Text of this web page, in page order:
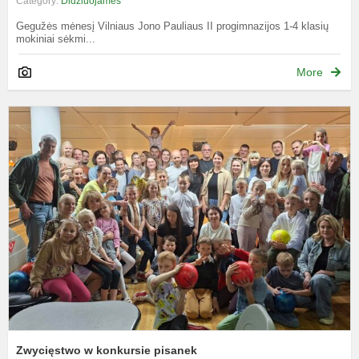
Gegužės mėnesį Vilniaus Jono Pauliaus II progimnazijos 1-4 klasių
mokiniai sėkmi...
More
Zwycięstwo w konkursie pisanek